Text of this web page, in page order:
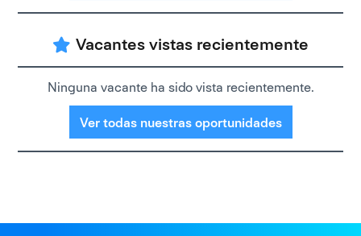
Vacantes vistas recientemente
Ninguna vacante ha sido vista recientemente.
Ver todas nuestras oportunidades